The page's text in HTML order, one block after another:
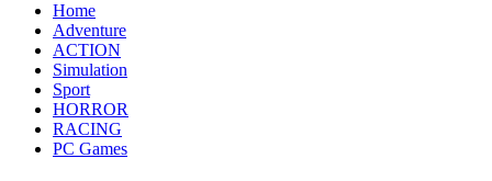
Home
Adventure
ACTION
Simulation
Sport
HORROR
RACING
PC Games